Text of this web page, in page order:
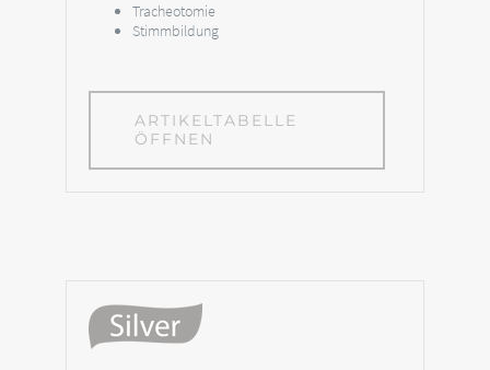
Tracheotomie
Stimmbildung
ARTIKELTABELLE
ÖFFNEN